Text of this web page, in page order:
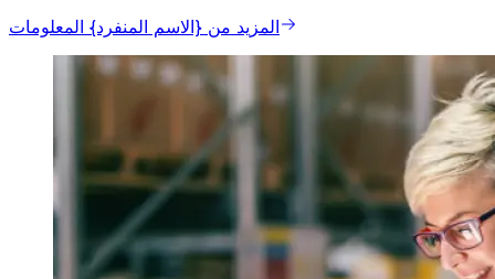
المزيد من {الاسم المنفرد} المعلومات